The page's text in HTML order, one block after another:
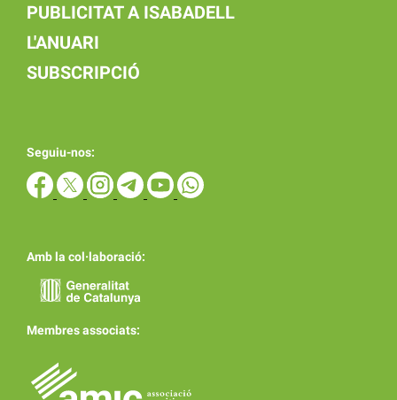
PUBLICITAT A ISABADELL
L'ANUARI
SUBSCRIPCIÓ
Seguiu-nos:
Amb la col·laboració:
Membres associats: